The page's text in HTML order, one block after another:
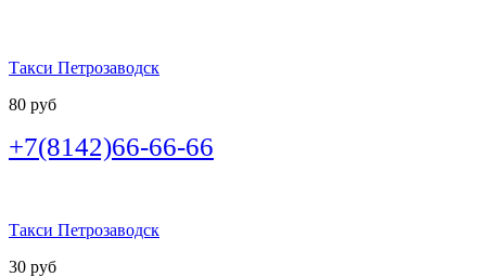
Такси Петрозаводск
80 руб
+7(8142)66-66-66
Такси Петрозаводск
30 руб